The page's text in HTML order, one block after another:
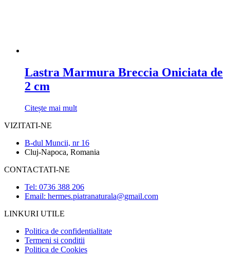
Lastra Marmura Breccia Oniciata de
2 cm
Citește mai mult
VIZITATI-NE
B-dul Muncii, nr 16
Cluj-Napoca, Romania
CONTACTATI-NE
Tel: 0736 388 206
Email: hermes.piatranaturala@gmail.com
LINKURI UTILE
Politica de confidentialitate
Termeni si conditii
Politica de Cookies